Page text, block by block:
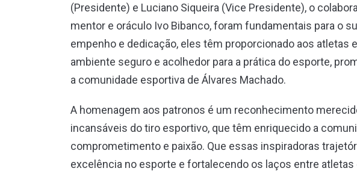
(Presidente) e Luciano Siqueira (Vice Presidente), o
mentor e oráculo Ivo Bibanco, foram fundamentais para o
empenho e dedicação, eles têm proporcionado aos atletas
ambiente seguro e acolhedor para a prática do esporte,
a comunidade esportiva de Álvares Machado.
A homenagem aos patronos é um reconhecimento
incansáveis do tiro esportivo, que têm enriquecido a
comprometimento e paixão. Que essas inspiradoras
excelência no esporte e fortalecendo os laços entre